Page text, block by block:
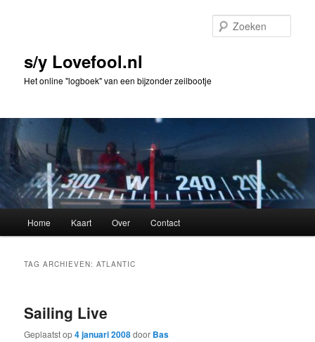
inhoud
inhouds/y Lovefool.nl
Het online "logboek" van een bijzonder zeilbootje
Home Kaart Over Contact
TAG ARCHIEVEN:ATLANTIC
Sailing Live
Geplaatst op4 januari 2008door Bas